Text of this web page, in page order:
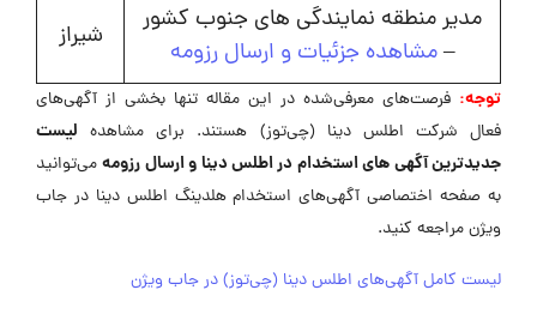
مدیر منطقه نمایندگی های جنوب کشور
–مشاهده جزئیات و ارسال رزومه شیراز
توجه: فرصت‌های معرفی‌شده در این مقاله تنها بخشی از آگهی‌های
فعال شرکت اطلس دینا (چی‌توز) هستند. برای مشاهده لیست
جدیدترین آگهی های استخدام در اطلس دینا و ارسال رزومهمی‌توانید
به صفحه اختصاصی آگهی‌های استخدام هلدینگ اطلس دینا در جاب
ویژن مراجعه کنید.
لیست کامل آگهی‌های اطلس دینا (چی‌توز) در جاب ویژن